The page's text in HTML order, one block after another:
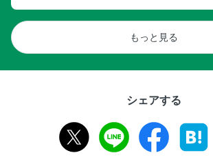
もっと見る
シェアする